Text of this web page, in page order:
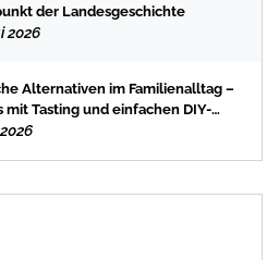
der Landesgeschichte
2026
Alternativen im Familienalltag –
mit Tasting und einfachen DIY-